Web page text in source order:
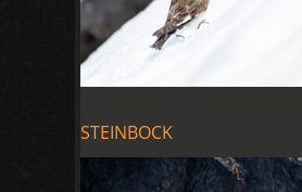
STEINBOCK